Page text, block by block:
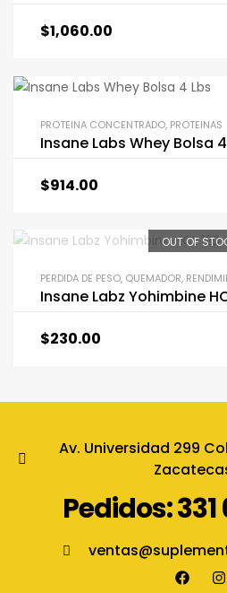
$1,060.00
PROTEINA CONCENTRADO, PROTEINAS
Insane Labs Whey Bolsa
$914.00
OUT OF
PERDIDA DE PESO, QUEMADOR,
Insane Labz Yohimbine
$230.00
Av. Universidad 299
Pedidos: